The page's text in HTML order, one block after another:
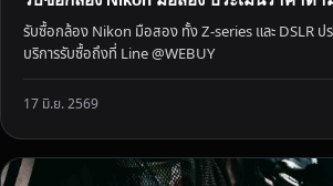
น
ที
รับซื้อกล้อง Nikon มือสอง ทั้ง Z-series และ DSLR ปร
บริการรับซื้อถึงที่ Line @WEBUY
17 มิ.ย. 2569